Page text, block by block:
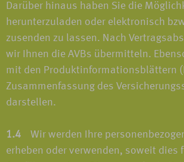
Darüber hinaus haben Sie die
herunterzuladen oder elektronisch
zusenden zu lassen. Nach
wir Ihnen die AVBs übermitteln.
mit den Produktinformationsblättern
Zusammenfassung des
darstellen.
1.4 Wir werden Ihre
erheben oder verwenden, soweit dies